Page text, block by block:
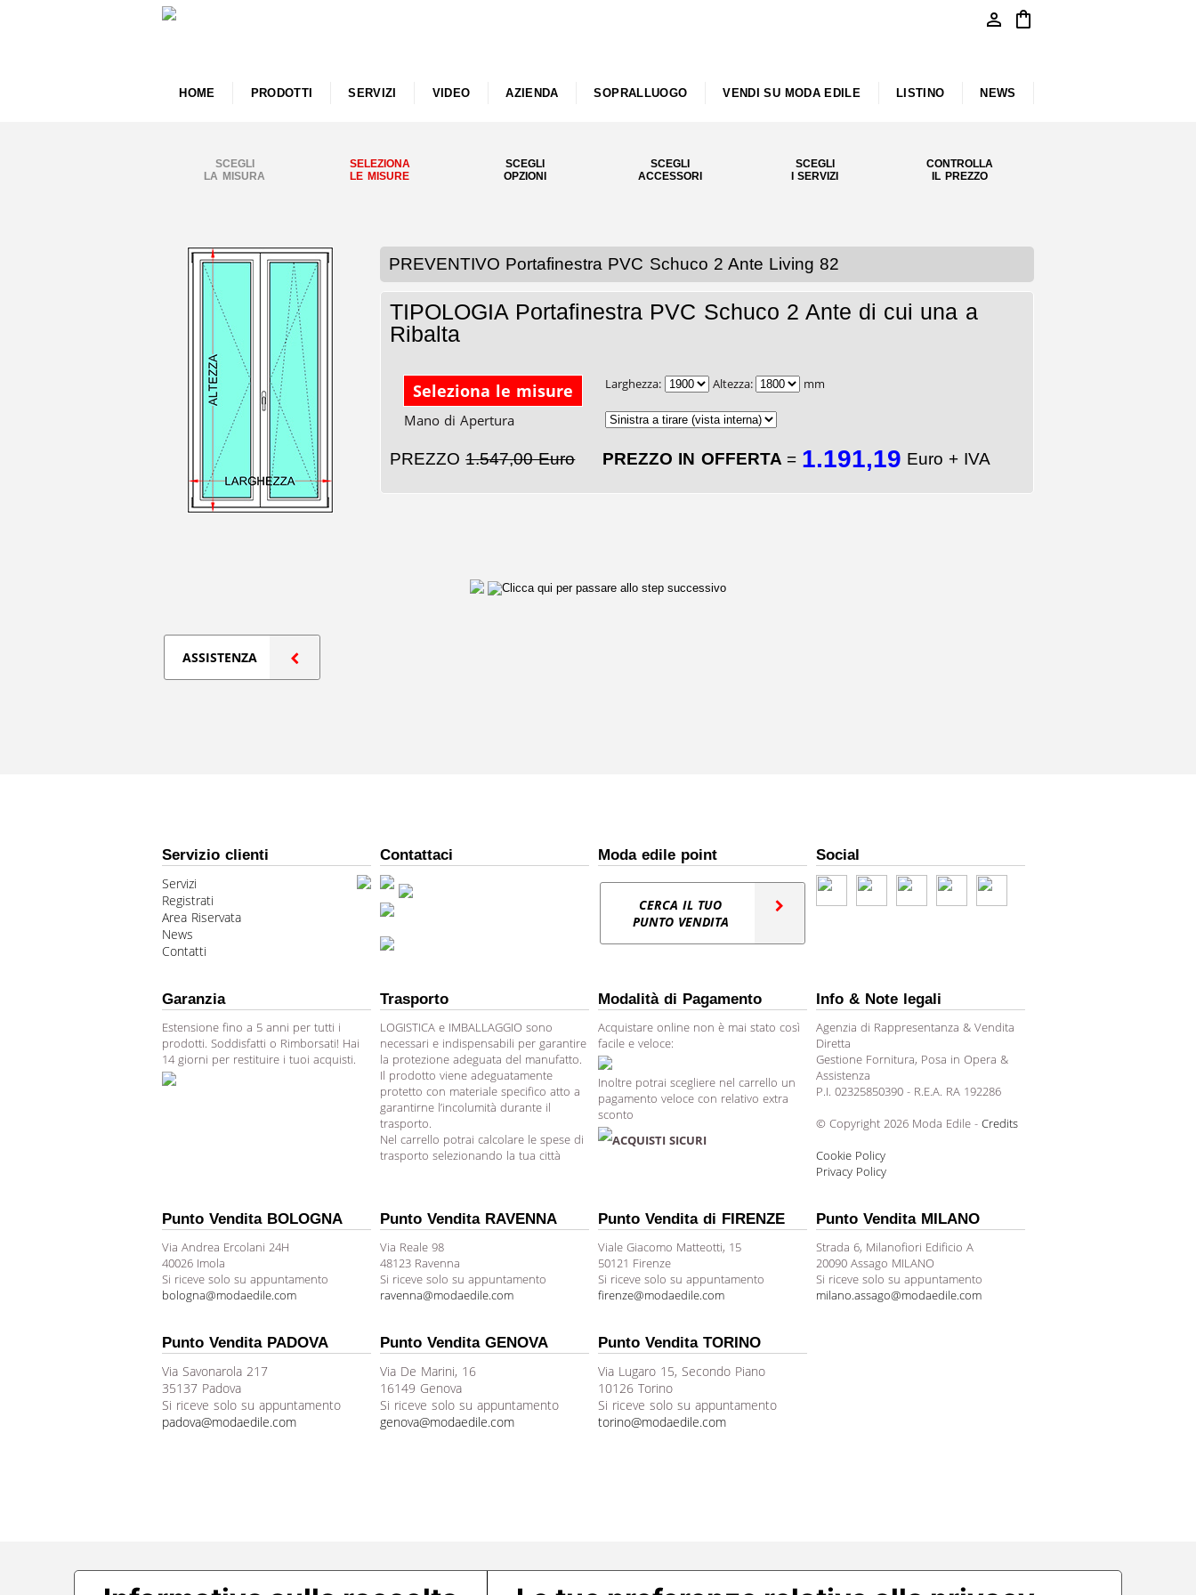
person shopping_bag
HOME PRODOTTI SERVIZI VIDEO AZIENDA SOPRALLUOGO VENDI SU MODA EDILE LISTINO NEWS
SCEGLI
LA MISURA
SELEZIONA
LE MISURE
SCEGLI
OPZIONI
SCEGLI
ACCESSORI
SCEGLI
I SERVIZI
CONTROLLA
IL PREZZO
PREVENTIVO Portafinestra PVC Schuco 2 Ante Living 82
TIPOLOGIA Portafinestra PVC Schuco 2 Ante di cui una a
Ribalta
Seleziona le misure Larghezza: Altezza: mm
Mano di Apertura
PREZZO1.547,00 Euro PREZZO IN OFFERTA = 1.191,19 Euro + IVA
ASSISTENZA
Servizio clienti
Servizi
Registrati
Area Riservata
News
Contatti
Contattaci Moda edile point
CERCA IL TUO
PUNTO VENDITA
Social
Garanzia
Estensione fino a 5 anni per tutti i
prodotti. Soddisfatti o Rimborsati! Hai
14 giorni per restituire i tuoi acquisti.
Trasporto
LOGISTICA e IMBALLAGGIO sono
necessari e indispensabili per garantire
la protezione adeguata del manufatto.
Il prodotto viene adeguatamente
protetto con materiale specifico atto a
garantirne l’incolumità durante il
trasporto.
Nel carrello potrai calcolare le spese di
trasporto selezionando la tua città
Modalità di Pagamento
Acquistare online non è mai stato così
facile e veloce:
Inoltre potrai scegliere nel carrello un
pagamento veloce con relativo extra
sconto
ACQUISTI SICURI
Info & Note legali
Agenzia di Rappresentanza & Vendita
Diretta
Gestione Fornitura, Posa in Opera &
Assistenza
P.I. 02325850390 - R.E.A. RA 192286
© Copyright 2026 Moda Edile - Credits
Cookie Policy
Privacy Policy
Punto Vendita BOLOGNA
Via Andrea Ercolani 24H
40026 Imola
Si riceve solo su appuntamento
bologna@modaedile.com
Punto Vendita RAVENNA
Via Reale 98
48123 Ravenna
Si riceve solo su appuntamento
ravenna@modaedile.com
Punto Vendita di FIRENZE
Viale Giacomo Matteotti, 15
50121 Firenze
Si riceve solo su appuntamento
firenze@modaedile.com
Punto Vendita MILANO
Strada 6, Milanofiori Edificio A
20090 Assago MILANO
Si riceve solo su appuntamento
milano.assago@modaedile.com
Punto Vendita PADOVA
Via Savonarola 217
35137 Padova
Si riceve solo su appuntamento
padova@modaedile.com
Punto Vendita GENOVA
Via De Marini, 16
16149 Genova
Si riceve solo su appuntamento
genova@modaedile.com
Punto Vendita TORINO
Via Lugaro 15, Secondo Piano
10126 Torino
Si riceve solo su appuntamento
torino@modaedile.com